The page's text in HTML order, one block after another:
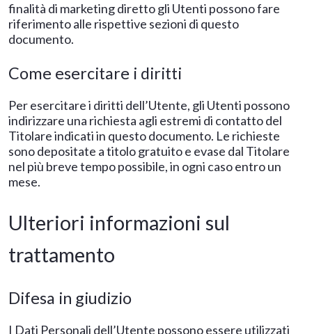
finalità di marketing diretto gli Utenti possono fare
riferimento alle rispettive sezioni di questo
documento.
Come esercitare i diritti
Per esercitare i diritti dell’Utente, gli Utenti possono
indirizzare una richiesta agli estremi di contatto del
Titolare indicati in questo documento. Le richieste
sono depositate a titolo gratuito e evase dal Titolare
nel più breve tempo possibile, in ogni caso entro un
mese.
Ulteriori informazioni sul
trattamento
Difesa in giudizio
I Dati Personali dell’Utente possono essere utilizzati